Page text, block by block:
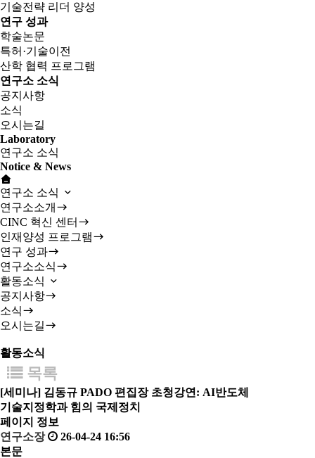
기술전략 리더 양성
연구 성과
학술논문
특허·기술이전
산학 협력 프로그램
연구소 소식
공지사항
소식
오시는길
Laboratory
연구소 소식
Notice & News
연구소 소식
연구소소개
CINC 혁신 센터
인재양성 프로그램
연구 성과
연구소소식
활동소식
공지사항
소식
오시는길
활동소식
목록
[세미나] 김동규 PADO 편집장 초청강연: AI반도체
기술지정학과 힘의 국제정치
페이지 정보
연구소장
26-04-24 16:56
본문